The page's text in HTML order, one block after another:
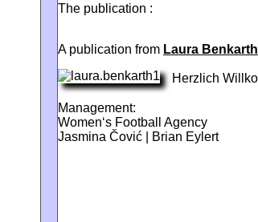
The publication :
A publication from Laura Benkarth
Herzlich
Management:
Women‘s Football Agency
Jasmina Čović | Brian Eylert